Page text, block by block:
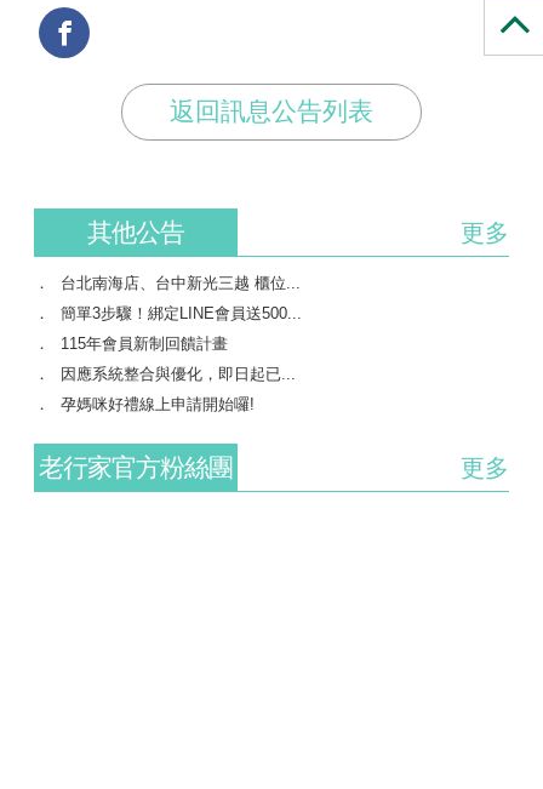
返回訊息公告列表
其他公告 更多
台北南海店、台中新光三越 櫃位...
簡單3步驟！綁定LINE會員送500...
115年會員新制回饋計畫
因應系統整合與優化，即日起已...
孕媽咪好禮線上申請開始囉!
老行家官方粉絲團 更多